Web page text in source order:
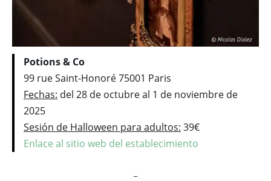
Potions & Co
99 rue Saint-Honoré 75001 Paris
Fechas: del 28 de octubre al 1 de noviembre de
2025
Sesión de Halloween para adultos: 39€
Enlace al sitio web del establecimiento